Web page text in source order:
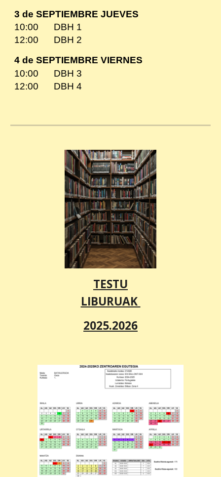
3 de SEPTIEMBREJUEVES
10:00 DBH 1
12:00 DBH 2
4 de SEPTIEMBRE VIERNES
10:00
DBH3
12:00 DBH4
TESTU
LIBURUAK
2025.2026